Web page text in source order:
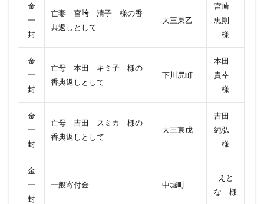
金
一
封
亡妻 宮﨑 清子 様の香
典返しとして
大三東乙
宮崎
忠則
様
金
一
封
亡母 本田 キミ子 様の
香典返しとして
下川尻町
本田
貴幸
様
金
一
封
亡母 吉田 スミカ 様の
香典返しとして
大三東戊
吉田
純弘
様
金
一
封
一般寄付金 中堀町
えと
な 様